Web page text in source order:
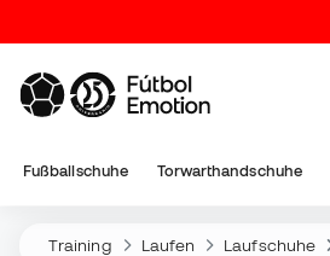
Fußballschuhe Torwarthandschuhe
Training Laufen Laufschuhe